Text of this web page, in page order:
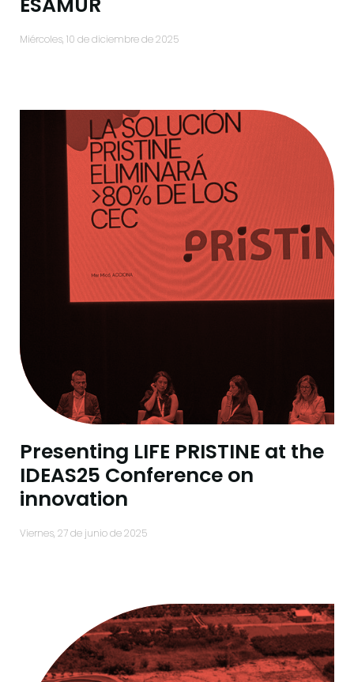
miércoles, 10 de diciembre de 2025
Presenting LIFE PRISTINE at the
IDEAS25 Conference on
innovation
viernes, 27 de junio de 2025